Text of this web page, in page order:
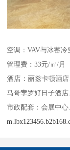
空调：VAV与冰蓄冷
管理费：33元/㎡/月
酒店：丽兹卡顿酒
马哥孛罗好日子酒店
市政配套：会展中